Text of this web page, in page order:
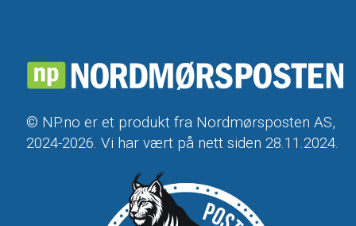
© NP.no er et produkt fra Nordmørsposten AS,
2024-2026. Vi har vært på nett siden 28.11.2024.